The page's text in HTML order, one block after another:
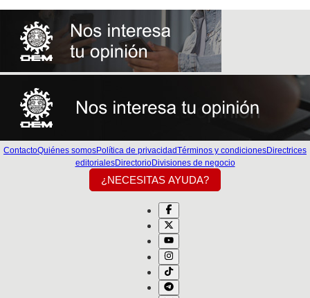
ContactoQuiénes somosPolítica de privacidadTérminos y condicionesDirectrices
editorialesDirectorioDivisiones de negocio
¿NECESITAS AYUDA?